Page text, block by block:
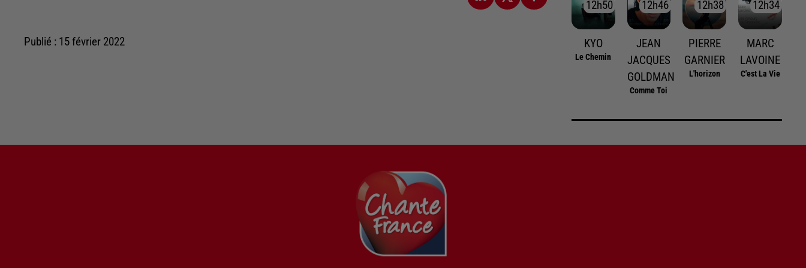
Publié : 15 février 2022
12h50
12h50
KYO
Le Chemin
12h46
12h46
JEAN
JACQUES
GOLDMAN
Comme Toi
12h38
12h38
PIERRE
GARNIER
L'horizon
12h34
12h34
MARC
LAVOINE
C'est La Vie